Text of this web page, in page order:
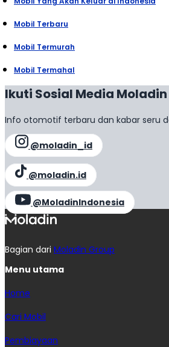
Mobil Terbaru
Mobil Termurah
Mobil Termahal
Ikuti Sosial Media Moladin
Info otomotif terbaru dan kabar seru
@moladin_id
@moladin.id
@MoladinIndonesia
Bagian dari Moladin Group
Menu utama
Home
Cari Mobil
Pembiayaan